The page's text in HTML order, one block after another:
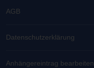
AGB
Datenschutzerklärung
Anhängereintrag bearbeiten